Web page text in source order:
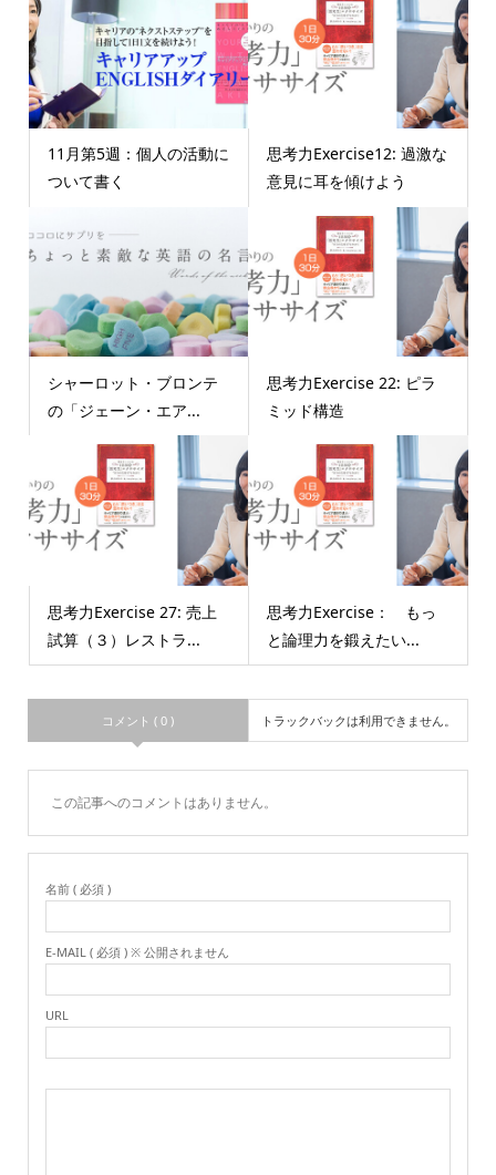
11月第5週：個人の活動に
ついて書く
思考力Exercise12: 過激な
意見に耳を傾けよう
シャーロット・ブロンテ
の「ジェーン・エア...
思考力Exercise 22: ピラ
ミッド構造
思考力Exercise 27: 売上
試算（３）レストラ...
思考力Exercise： もっ
と論理力を鍛えたい...
コメント ( 0 ) トラックバックは利用できません。
この記事へのコメントはありません。
名前 ( 必須 )
E-MAIL ( 必須 ) ※ 公開されません
URL